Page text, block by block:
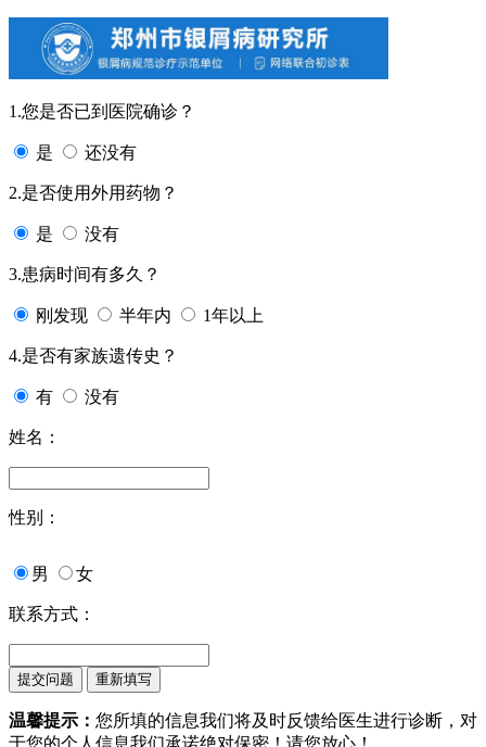
1.您是否已到医院确诊？
是 还没有
2.是否使用外用药物？
是 没有
3.患病时间有多久？
刚发现 半年内 1年以上
4.是否有家族遗传史？
有 没有
姓名：
性别：
男 女
联系方式：
温馨提示： 您所填的信息我们将及时反馈给医生进行诊断，对
于您的个人信息我们承诺绝对保密！请您放心！